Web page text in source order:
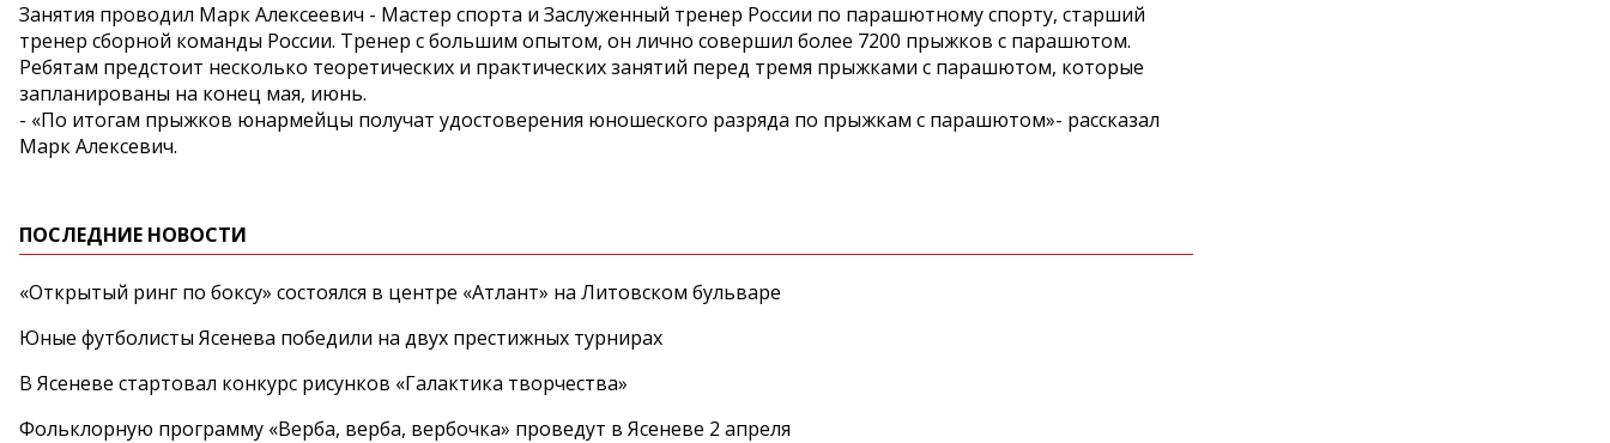
Занятия проводил Марк Алексеевич - Мастер спорта и Заслуженный тренер России по парашютному спорту, старший
тренер сборной команды России. Тренер с большим опытом, он лично совершил более 7200 прыжков с парашютом.
Ребятам предстоит несколько теоретических и практических занятий перед тремя прыжками с парашютом, которые
запланированы на конец мая, июнь.
- «По итогам прыжков юнармейцы получат удостоверения юношеского разряда по прыжкам с парашютом»- рассказал
Марк Алексевич.
ПОСЛЕДНИЕ НОВОСТИ
«Открытый ринг по боксу» состоялся в центре «Атлант» на Литовском бульваре
Юные футболисты Ясенева победили на двух престижных турнирах
В Ясеневе стартовал конкурс рисунков «Галактика творчества»
Фольклорную программу «Верба, верба, вербочка» проведут в Ясеневе 2 апреля